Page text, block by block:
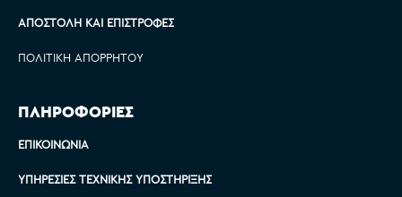
ΑΠΟΣΤΟΛΉ ΚΑΙ ΕΠΙΣΤΡΟΦΈΣ
ΠΟΛΙΤΙΚΉ ΑΠΟΡΡΉΤΟΥ
ΠΛΗΡΟΦΟΡΙΕΣ
ΕΠΙΚΟΙΝΩΝΊΑ
ΥΠΗΡΕΣΊΕΣ ΤΕΧΝΙΚΉΣ ΥΠΟΣΤΉΡΙΞΗΣ